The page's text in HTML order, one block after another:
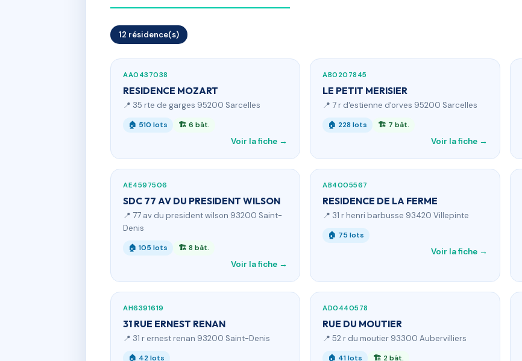
12 résidence(s)
AA0437038
RESIDENCE MOZART
📍 35 rte de garges 95200 Sarcelles
🏠 510 lots 🏗 6 bât.
Voir la fiche →
AB0207845
LE PETIT MERISIER
📍 7 r d'estienne d'orves 95200 Sarcelles
🏠 228 lots 🏗 7 bât.
Voir la fiche →
AE4597506
SDC 77 AV DU PRESIDENT WILSON
📍 77 av du president wilson 93200 Saint-
Denis
🏠 105 lots 🏗 8 bât.
Voir la fiche →
AB4005567
RESIDENCE DE LA FERME
📍 31 r henri barbusse 93420 Villepinte
🏠 75 lots
Voir la fiche →
AH6391619
31 RUE ERNEST RENAN
📍 31 r ernest renan 93200 Saint-Denis
🏠 42 lots
AD0440578
RUE DU MOUTIER
📍 52 r du moutier 93300 Aubervilliers
🏠 41 lots 🏗 2 bât.